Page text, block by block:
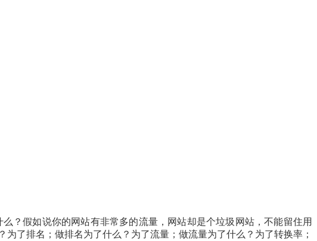
？假如说你的网站有非常多的流量，网站却是个垃圾网站，不能留住用
了排名；做排名为了什么？为了流量；做流量为了什么？为了转换率；